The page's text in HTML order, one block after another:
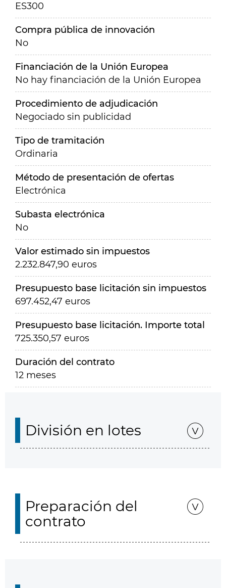
ES300
Compra pública de innovación
No
Financiación de la Unión Europea
No hay financiación de la Unión Europea
Procedimiento de adjudicación
Negociado sin publicidad
Tipo de tramitación
Ordinaria
Método de presentación de ofertas
Electrónica
Subasta electrónica
No
Valor estimado sin impuestos
2.232.847,90 euros
Presupuesto base licitación sin impuestos
697.452,47 euros
Presupuesto base licitación. Importe total
725.350,57 euros
Duración del contrato
12 meses
División en lotes
Preparación del
contrato